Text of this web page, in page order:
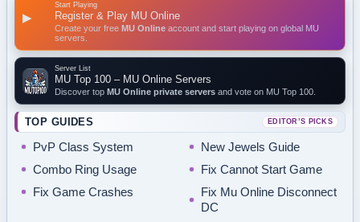
▶
Start Playing
Register & Play MU Online
Create your free MU Online account and start playing on global MU
servers.
Server List
MU Top 100 – MU Online Servers
Discover top MU Online private servers and vote on MU Top 100.
TOP GUIDES EDITOR’S PICKS
PvP Class System
New Jewels Guide
Combo Ring Usage
Fix Cannot Start Game
Fix Game Crashes
Fix Mu Online Disconnect
DC